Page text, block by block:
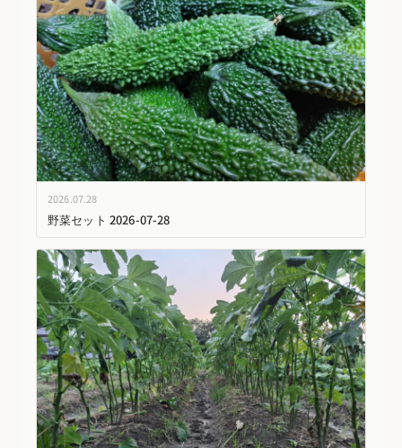
2026.07.28
野菜セット 2026-07-28